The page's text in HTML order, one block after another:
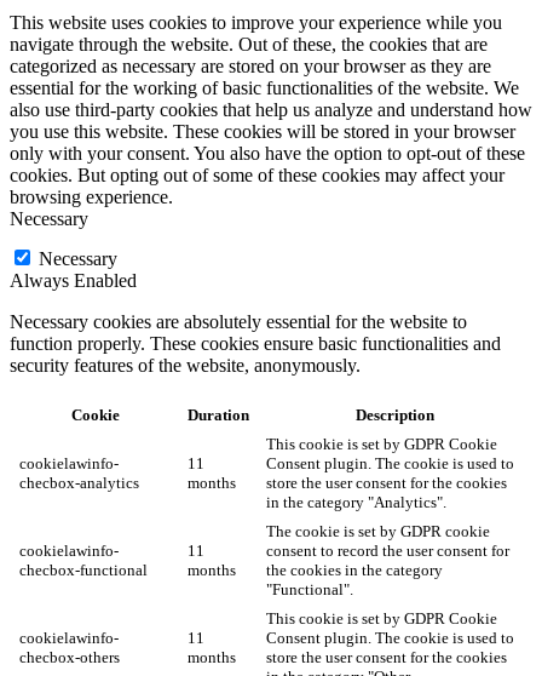
This website uses cookies to improve your experience while you
navigate through the website. Out of these, the cookies that are
categorized as necessary are stored on your browser as they are
essential for the working of basic functionalities of the website. We
also use third-party cookies that help us analyze and understand how
you use this website. These cookies will be stored in your browser
only with your consent. You also have the option to opt-out of these
cookies. But opting out of some of these cookies may affect your
browsing experience.
Necessary
Necessary
Always Enabled
Necessary cookies are absolutely essential for the website to
function properly. These cookies ensure basic functionalities and
security features of the website, anonymously.
Cookie Duration Description
cookielawinfo-
checbox-analytics
11
months
This cookie is set by GDPR Cookie
Consent plugin. The cookie is used to
store the user consent for the cookies
in the category "Analytics".
cookielawinfo-
checbox-functional
11
months
The cookie is set by GDPR cookie
consent to record the user consent for
the cookies in the category
"Functional".
cookielawinfo-
checbox-others
11
months
This cookie is set by GDPR Cookie
Consent plugin. The cookie is used to
store the user consent for the cookies